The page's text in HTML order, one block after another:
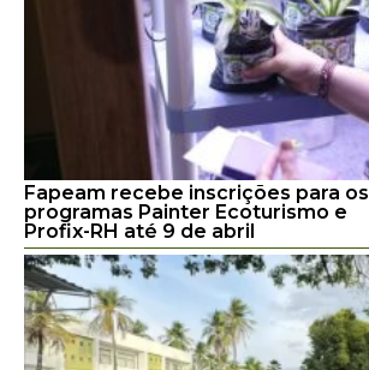
Fapeam recebe inscrições para os
programas Painter Ecoturismo e
Profix-RH até 9 de abril